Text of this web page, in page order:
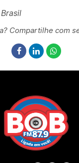
Compartilhe com